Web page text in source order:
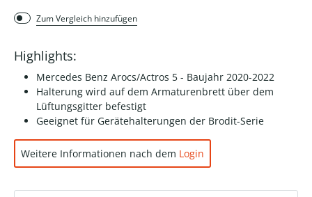
Zum Vergleich hinzufügen
Highlights:
Mercedes Benz Arocs/Actros 5 - Baujahr 2020-2022
Halterung wird auf dem Armaturenbrett über dem
Lüftungsgitter befestigt
Geeignet für Gerätehalterungen der Brodit-Serie
Weitere Informationen nach dem Login